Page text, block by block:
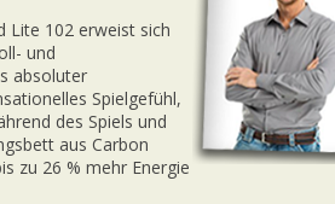
Lite 102 erweist sich
und
absoluter
Spielgefühl,
des Spiels und
aus Carbon
zu 26 % mehr Energie